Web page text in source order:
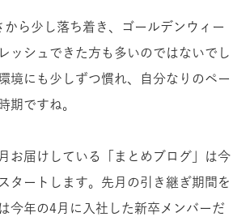
から少し落ち着き、ゴールデンウィー
ッシュできた方も多いのではないでし
境にも少しずつ慣れ、自分なりのペー
期ですね。
お届けしている「まとめブログ」は今
タートします。先月の引き継ぎ期間を
今年の4月に入社した新卒メンバーだ